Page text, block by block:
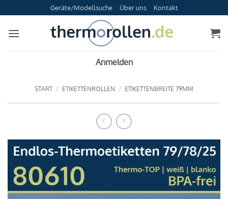
Inhalt
springen
Geräte/Modellsuche Über uns Kontakt
Anmelden
START / ETIKETTENROLLEN / ETIKETTENBREITE 79MM